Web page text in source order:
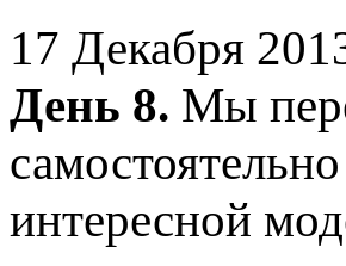
17 Декабря
День 8. Мы
интересной